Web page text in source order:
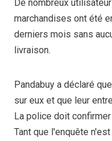
De nombreux
marchandises ont été
derniers mois sans
livraison.
Pandabuy a déclaré
sur eux et que leur
La police doit
Tant que l'enquête